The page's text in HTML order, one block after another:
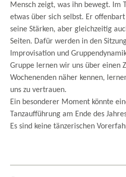
Mensch zeigt, was ihn bewegt. Im
etwas über sich selbst. Er
seine Stärken, aber gleichzeitig
Seiten. Dafür werden in den
Improvisation und
Gruppe lernen wir uns über einen
Wochenenden näher kennen,
uns zu vertrauen.
Ein besonderer Moment könnte
Tanzaufführung am Ende des
Es sind keine tänzerischen